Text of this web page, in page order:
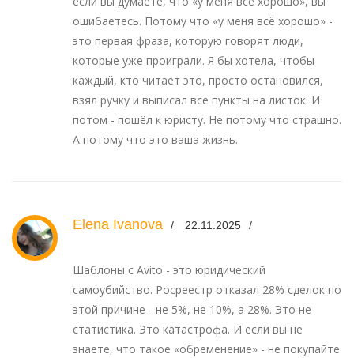
ошибаетесь. Потому что «у меня всё хорошо» -
это первая фраза, которую говорят люди,
которые уже проиграли. Я бы хотела, чтобы
каждый, кто читает это, просто остановился,
взял ручку и выписал все пункты на листок. И
потом - пошёл к юристу. Не потому что страшно.
А потому что это ваша жизнь.
Elena Ivanova 22.11.2025
Шаблоны с Avito - это юридический
самоубийство. Росреестр отказал 28% сделок по
этой причине - не 5%, не 10%, а 28%. Это не
статистика. Это катастрофа. И если вы не
знаете, что такое «обременение» - не покупайте